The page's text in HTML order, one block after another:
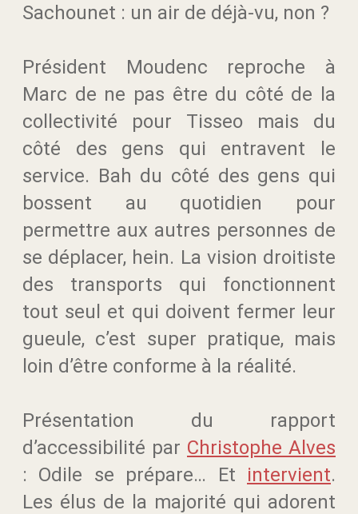
Sachounet : un air de déjà-vu, non ?
Président Moudenc reproche à
Marc de ne pas être du côté de la
collectivité pour Tisseo mais du
côté des gens qui entravent le
service. Bah du côté des gens qui
bossent au quotidien pour
permettre aux autres personnes de
se déplacer, hein. La vision droitiste
des transports qui fonctionnent
tout seul et qui doivent fermer leur
gueule, c’est super pratique, mais
loin d’être conforme à la réalité.
Présentation du rapport
d’accessibilité par Christophe Alves
: Odile se prépare… Et intervient.
Les élus de la majorité qui adorent